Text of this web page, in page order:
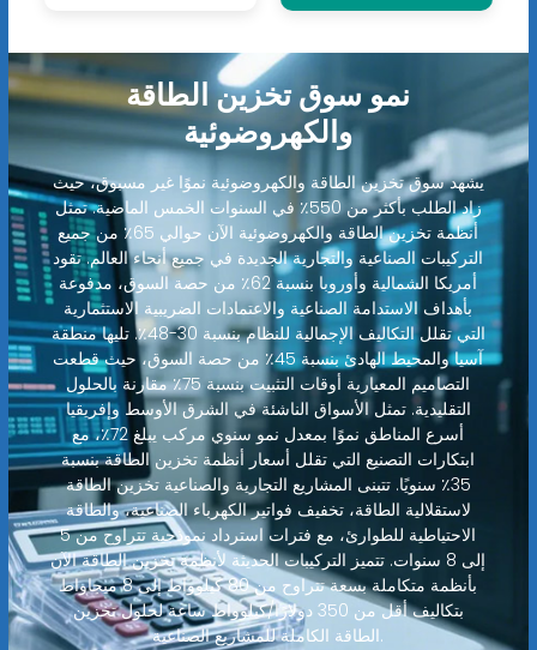
نمو سوق تخزين الطاقة
والكهروضوئية
يشهد سوق تخزين الطاقة والكهروضوئية نموًا غير مسبوق، حيث
زاد الطلب بأكثر من 550٪ في السنوات الخمس الماضية. تمثل
أنظمة تخزين الطاقة والكهروضوئية الآن حوالي 65٪ من جميع
التركيبات الصناعية والتجارية الجديدة في جميع أنحاء العالم. تقود
أمريكا الشمالية وأوروبا بنسبة 62٪ من حصة السوق، مدفوعة
بأهداف الاستدامة الصناعية والاعتمادات الضريبية الاستثمارية
التي تقلل التكاليف الإجمالية للنظام بنسبة 30-48٪. تليها منطقة
آسيا والمحيط الهادئ بنسبة 45٪ من حصة السوق، حيث قطعت
التصاميم المعيارية أوقات التثبيت بنسبة 75٪ مقارنة بالحلول
التقليدية. تمثل الأسواق الناشئة في الشرق الأوسط وإفريقيا
أسرع المناطق نموًا بمعدل نمو سنوي مركب يبلغ 72٪، مع
ابتكارات التصنيع التي تقلل أسعار أنظمة تخزين الطاقة بنسبة
35٪ سنويًا. تتبنى المشاريع التجارية والصناعية تخزين الطاقة
لاستقلالية الطاقة، تخفيف فواتير الكهرباء الصناعية، والطاقة
الاحتياطية للطوارئ، مع فترات استرداد نموذجية تتراوح من 5
إلى 8 سنوات. تتميز التركيبات الحديثة لأنظمة تخزين الطاقة الآن
بأنظمة متكاملة بسعة تتراوح من 80 كيلوواط إلى 8 ميجاواط
بتكاليف أقل من 350 دولارًا/كيلوواط ساعة لحلول تخزين
الطاقة الكاملة للمشاريع الصناعية.